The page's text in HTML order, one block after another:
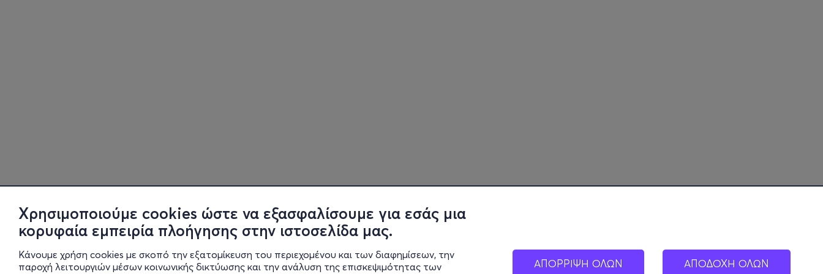
Χρησιμοποιούμε cookies ώστε να εξασφαλίσουμε για εσάς μια
κορυφαία εμπειρία πλοήγησης στην ιστοσελίδα μας.
Κάνουμε χρήση cookies με σκοπό την εξατομίκευση του περιεχομένου και των διαφημίσεων, την
παροχή λειτουργιών μέσων κοινωνικής δικτύωσης και την ανάλυση της επισκεψιμότητας των
ΑΠΟΡΡΙΨΗ ΟΛΩΝ ΑΠΟΔΟΧΗ ΟΛΩΝ